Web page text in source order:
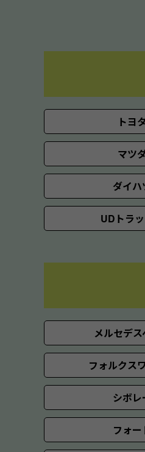
トヨタ
マツ
ダイハ
UDトラ
メルセデ
フォルクス
シボレ
フォー